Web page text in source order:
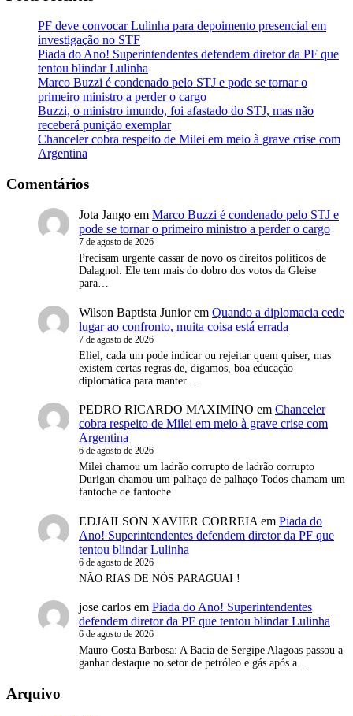
PF deve convocar Lulinha para depoimento presencial em
investigação no STF
Piada do Ano! Superintendentes defendem diretor da PF que
tentou blindar Lulinha
Marco Buzzi é condenado pelo STJ e pode se tornar o
primeiro ministro a perder o cargo
Buzzi, o ministro imundo, foi afastado do STJ, mas não
receberá punição exemplar
Chanceler cobra respeito de Milei em meio à grave crise com
Argentina
Comentários
Jota Jango em Marco Buzzi é condenado pelo STJ e
pode se tornar o primeiro ministro a perder o cargo
7 de agosto de 2026
Precisam urgente cassar de novo os direitos políticos de
Dalagnol. Ele tem mais do dobro dos votos da Gleise
para…
Wilson Baptista Juniorem Quando a diplomacia cede
lugar ao confronto, muita coisa está errada
7 de agosto de 2026
Eliel, cada um pode indicar ou rejeitar quem quiser, mas
existem certas regras de, digamos, boa educação
diplomática para manter…
PEDRO RICARDO MAXIMINO em Chanceler
cobra respeito de Milei em meio à grave crise com
Argentina
6 de agosto de 2026
Milei chamou um ladrão corrupto de ladrão corrupto
Durigan chamou um palhaço de palhaço Todos chamam um
fantoche de fantoche
EDJAILSON XAVIER CORREIA em Piada do
Ano! Superintendentes defendem diretor da PF que
tentou blindar Lulinha
6 de agosto de 2026
NÃO RIAS DE NÓS PARAGUAI !
jose carlos em Piada do Ano! Superintendentes
defendem diretor da PF que tentou blindar Lulinha
6 de agosto de 2026
Mauro Costa Barbosa : A Bacia de Sergipe Alagoas passou a
ganhar destaque no setor de petróleo e gás após a…
Arquivo